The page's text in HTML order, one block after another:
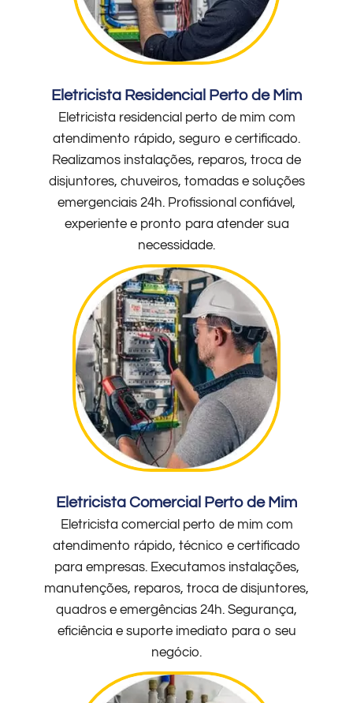
Eletricista Residencial Perto de Mim
Eletricista residencial perto de mim com
atendimento rápido, seguro e certificado.
Realizamos instalações, reparos, troca de
disjuntores, chuveiros, tomadas e soluções
emergenciais 24h. Profissional confiável,
experiente e pronto para atender sua
necessidade.
Eletricista Comercial Perto de Mim
Eletricista comercial perto de mim com
atendimento rápido, técnico e certificado
para empresas. Executamos instalações,
manutenções, reparos, troca de disjuntores,
quadros e emergências 24h. Segurança,
eficiência e suporte imediato para o seu
negócio.